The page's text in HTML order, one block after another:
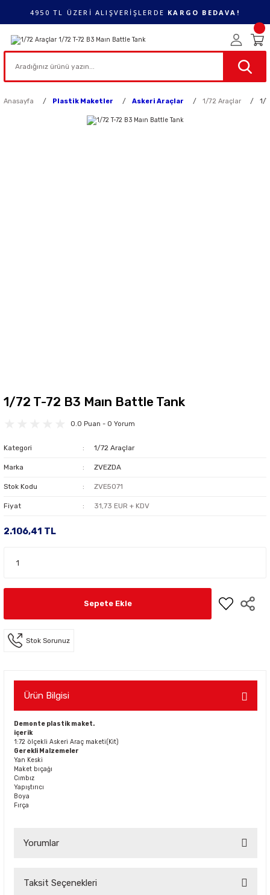
4950 TL ÜZERİ ALIŞVERİŞLERDE KARGO BEDAVA!
Anasayfa Plastik Maketler Askeri Araçlar 1/72 Araçlar 1/
1/72 T-72 B3 Maın Battle Tank
0.0 Puan - 0 Yorum
Kategori 1/72 Araçlar
Marka ZVEZDA
Stok Kodu ZVE5071
Fiyat 31,73 EUR + KDV
2.106,41 TL
Sepete Ekle
Stok Sorunuz
Ürün Bilgisi
Demonte plastik maket.
içerik
1:72 ölçekli Askeri Araç maketi(Kit)
Gerekli Malzemeler
Yan Keski
Maket bıçağı
Cımbız
Yapıştırıcı
Boya
Fırça
Yorumlar
Taksit Seçenekleri